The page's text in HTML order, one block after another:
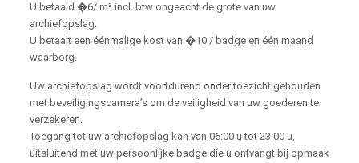
U betaald �6/ m³ incl. btw ongeacht de grote van uw
archiefopslag.
U betaalt een éénmalige kost van �10 / badge en één maand
waarborg.
Uw archiefopslag wordt voortdurend onder toezicht gehouden
met beveiligingscamera’s om de veiligheid van uw goederen te
verzekeren.
Toegang tot uw archiefopslag kan van 06:00 u tot 23:00 u,
uitsluitend met uw persoonlijke badge die u ontvangt bij opmaak